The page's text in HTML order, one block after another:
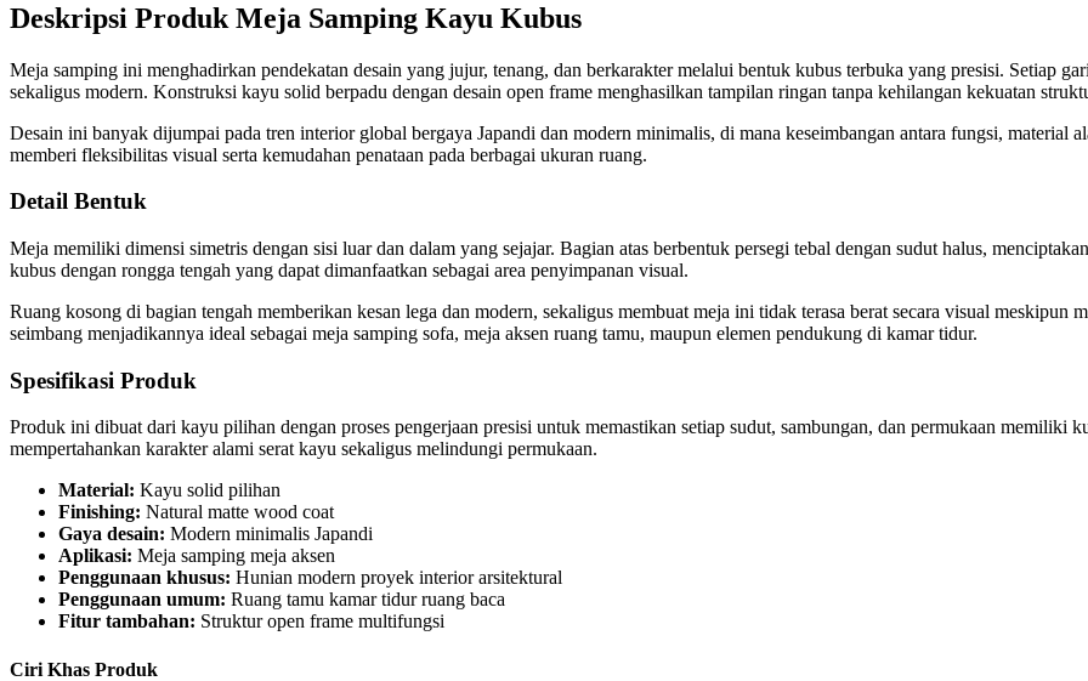
Deskripsi Produk Meja Samping Kayu Kubus
Meja samping ini menghadirkan pendekatan desain yang jujur, tenang, dan berkarakter melalui bentuk kubus terbuka yang presisi. Setiap
sekaligus modern. Konstruksi kayu solid berpadu dengan desain open frame menghasilkan tampilan ringan tanpa kehilangan kekuatan
Desain ini banyak dijumpai pada tren interior global bergaya Japandi dan modern minimalis, di mana keseimbangan antara fungsi, material
memberi fleksibilitas visual serta kemudahan penataan pada berbagai ukuran ruang.
Detail Bentuk
Meja memiliki dimensi simetris dengan sisi luar dan dalam yang sejajar. Bagian atas berbentuk persegi tebal dengan sudut halus,
kubus dengan rongga tengah yang dapat dimanfaatkan sebagai area penyimpanan visual.
Ruang kosong di bagian tengah memberikan kesan lega dan modern, sekaligus membuat meja ini tidak terasa berat secara visual
seimbang menjadikannya ideal sebagai meja samping sofa, meja aksen ruang tamu, maupun elemen pendukung di kamar tidur.
Spesifikasi Produk
Produk ini dibuat dari kayu pilihan dengan proses pengerjaan presisi untuk memastikan setiap sudut, sambungan, dan permukaan memiliki
mempertahankan karakter alami serat kayu sekaligus melindungi permukaan.
Material: Kayu solid pilihan
Finishing: Natural matte wood coat
Gaya desain: Modern minimalis Japandi
Aplikasi: Meja samping meja aksen
Penggunaan khusus: Hunian modern proyek interior arsitektural
Penggunaan umum: Ruang tamu kamar tidur ruang baca
Fitur tambahan: Struktur open frame multifungsi
Ciri Khas Produk